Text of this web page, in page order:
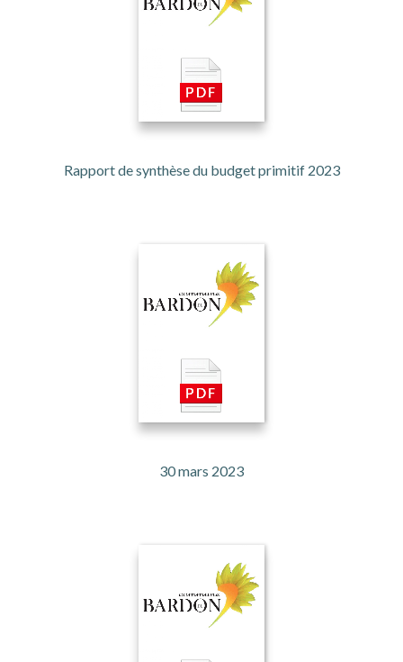
Rapport de synthèse du budget primitif 2023
30 mars 2023